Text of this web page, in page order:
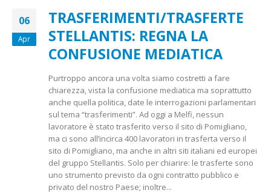
06
Apr
TRASFERIMENTI/TRASFERTE
STELLANTIS: REGNA LA
CONFUSIONE MEDIATICA
Purtroppo ancora una volta siamo costretti a fare
chiarezza, vista la confusione mediatica ma soprattutto
anche quella politica, date le interrogazioni parlamentari
sul tema “trasferimenti”. Ad oggi a Melfi, nessun
lavoratore è stato trasferito verso il sito di Pomigliano,
ma ci sono all’incirca 400 lavoratori in trasferta verso il
sito di Pomigliano, ma anche in altri siti italiani ed europei
del gruppo Stellantis. Solo per chiarire: le trasferte sono
uno strumento previsto da ogni contratto pubblico e
privato del nostro Paese; inoltre...